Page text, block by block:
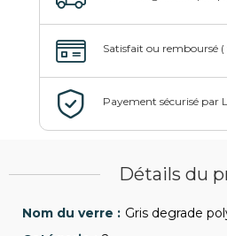
Détails du
Gris degrade